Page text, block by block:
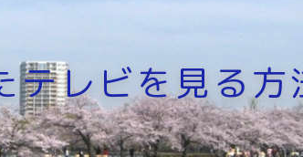
テレビを見る方